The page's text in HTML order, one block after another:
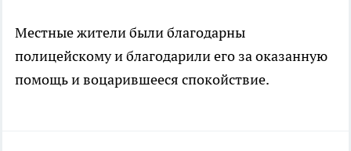
Местные жители были благодарны
полицейскому и благодарили его за оказанную
помощь и воцарившееся спокойствие.